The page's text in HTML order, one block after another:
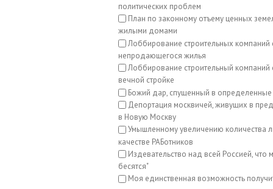
политических проблем
План по законному отъему ценных
жилыми домами
Лоббирование строительных компаний
непродающегося жилья
Лоббирование строительный компаний
вечной стройке
Божий дар, спущенный в
Депортация москвичей, живущих в
в Новую Москву
Умышленному увеличению количества
качестве РАБотников
Издевательство над всей Россией, что
бесятся"
Моя единственная возможность